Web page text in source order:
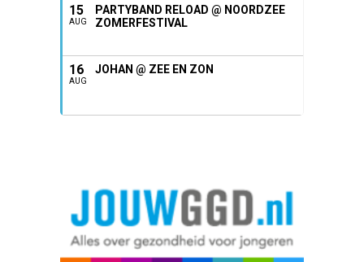
15
AUG
PARTYBAND RELOAD @ NOORDZEE
ZOMERFESTIVAL
16
AUG
JOHAN @ ZEE EN ZON